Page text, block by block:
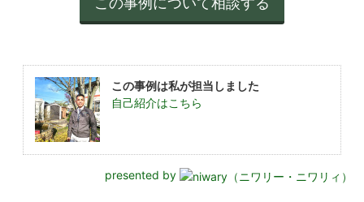
この事例は私が担当しました
自己紹介はこちら
presented by